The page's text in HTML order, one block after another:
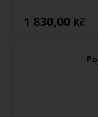
1 830,00 Kč